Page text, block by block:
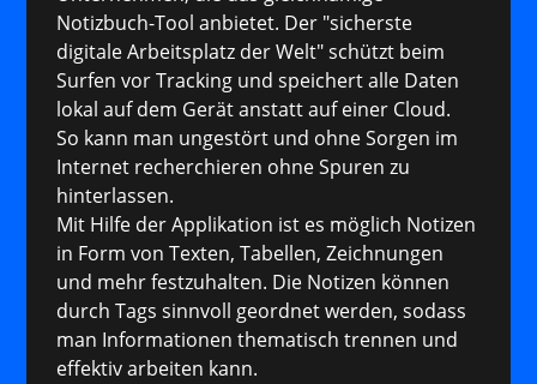
Notizbuch-Tool anbietet. Der "sicherste
digitale Arbeitsplatz der Welt" schützt beim
Surfen vor Tracking und speichert alle Daten
lokal auf dem Gerät anstatt auf einer Cloud.
So kann man ungestört und ohne Sorgen im
Internet recherchieren ohne Spuren zu
hinterlassen.
Mit Hilfe der Applikation ist es möglich Notizen
in Form von Texten, Tabellen, Zeichnungen
und mehr festzuhalten. Die Notizen können
durch Tags sinnvoll geordnet werden, sodass
man Informationen thematisch trennen und
effektiv arbeiten kann.